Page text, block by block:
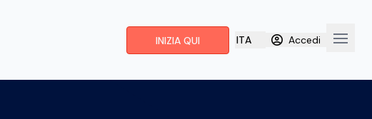
INIZIA QUI ITA Accedi Apri il